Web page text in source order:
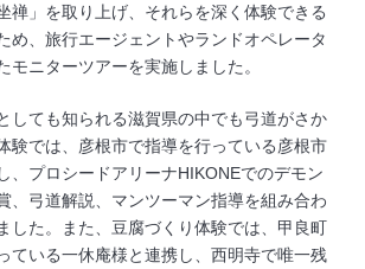
禅」を取り上げ、それらを深く体験できる
め、旅行エージェントやランドオペレータ
モニターツアーを実施しました。
しても知られる滋賀県の中でも弓道がさか
験では、彦根市で指導を行っている彦根市
、プロシードアリーナHIKONEでのデモン
、弓道解説、マンツーマン指導を組み合わ
した。また、豆腐づくり体験では、甲良町
ている一休庵様と連携し、西明寺で唯一残